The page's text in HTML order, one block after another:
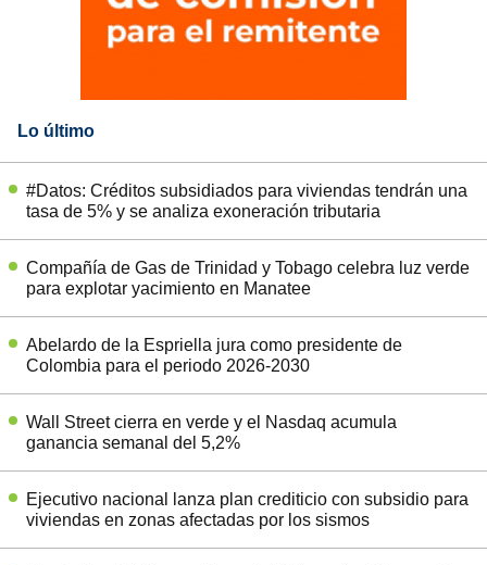
Lo último
#Datos: Créditos subsidiados para viviendas tendrán una
tasa de 5% y se analiza exoneración tributaria
Compañía de Gas de Trinidad y Tobago celebra luz verde
para explotar yacimiento en Manatee
Abelardo de la Espriella jura como presidente de
Colombia para el periodo 2026-2030
Wall Street cierra en verde y el Nasdaq acumula
ganancia semanal del 5,2%
Ejecutivo nacional lanza plan crediticio con subsidio para
viviendas en zonas afectadas por los sismos